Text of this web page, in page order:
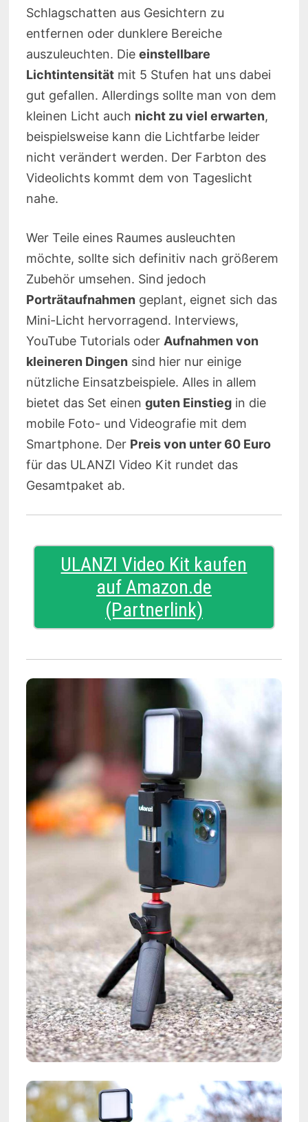
Schlagschatten aus Gesichtern zu
entfernen oder dunklere Bereiche
auszuleuchten. Die einstellbare
Lichtintensitätmit 5 Stufen hat uns dabei
gut gefallen. Allerdings sollte man von dem
kleinen Licht auch nicht zu viel erwarten,
beispielsweise kann die Lichtfarbe leider
nicht verändert werden. Der Farbton des
Videolichts kommt dem von Tageslicht
nahe.
Wer Teile eines Raumes ausleuchten
möchte, sollte sich definitiv nach größerem
Zubehör umsehen. Sind jedoch
Porträtaufnahmen geplant, eignet sich das
Mini-Licht hervorragend. Interviews,
YouTube Tutorials oder Aufnahmen von
kleineren Dingen sind hier nur einige
nützliche Einsatzbeispiele. Alles in allem
bietet das Set einen guten Einstiegin die
mobile Foto- und Videografie mit dem
Smartphone. Der Preis von unter 60 Euro
für das ULANZI Video Kit rundet das
Gesamtpaket ab.
ULANZI Video Kit kaufen